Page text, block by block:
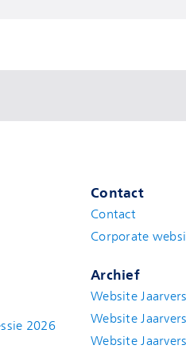
2026
Contact
Contact(new
Corporate
Archief
Website
Website
Website